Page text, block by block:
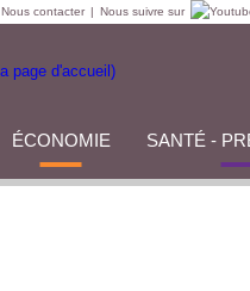
Nous contacter | Nous suivre sur
ÉCONOMIE SANTÉ -